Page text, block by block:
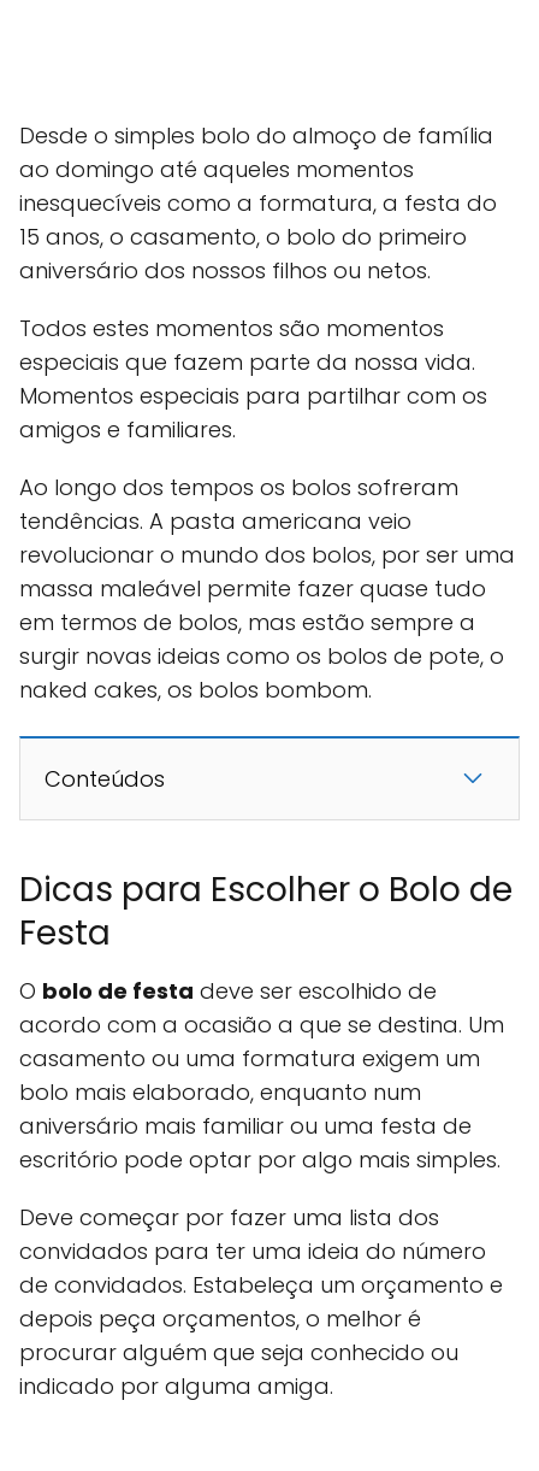
Desde o simples bolo do almoço de família
ao domingo até aqueles momentos
inesquecíveis como a formatura, a festa do
15 anos, o casamento, o bolo do primeiro
aniversário dos nossos filhos ou netos.
Todos estes momentos são momentos
especiais que fazem parte da nossa vida.
Momentos especiais para partilhar com os
amigos e familiares.
Ao longo dos tempos os bolos sofreram
tendências. A pasta americana veio
revolucionar o mundo dos bolos, por ser uma
massa maleável permite fazer quase tudo
em termos de bolos, mas estão sempre a
surgir novas ideias como os bolos de pote, o
naked cakes, os bolos bombom.
Conteúdos
Dicas para Escolher o Bolo de
Festa
O bolo de festa deve ser escolhido de
acordo com a ocasião a que se destina. Um
casamento ou uma formatura exigem um
bolo mais elaborado, enquanto num
aniversário mais familiar ou uma festa de
escritório pode optar por algo mais simples.
Deve começar por fazer uma lista dos
convidados para ter uma ideia do número
de convidados. Estabeleça um orçamento e
depois peça orçamentos, o melhor é
procurar alguém que seja conhecido ou
indicado por alguma amiga.